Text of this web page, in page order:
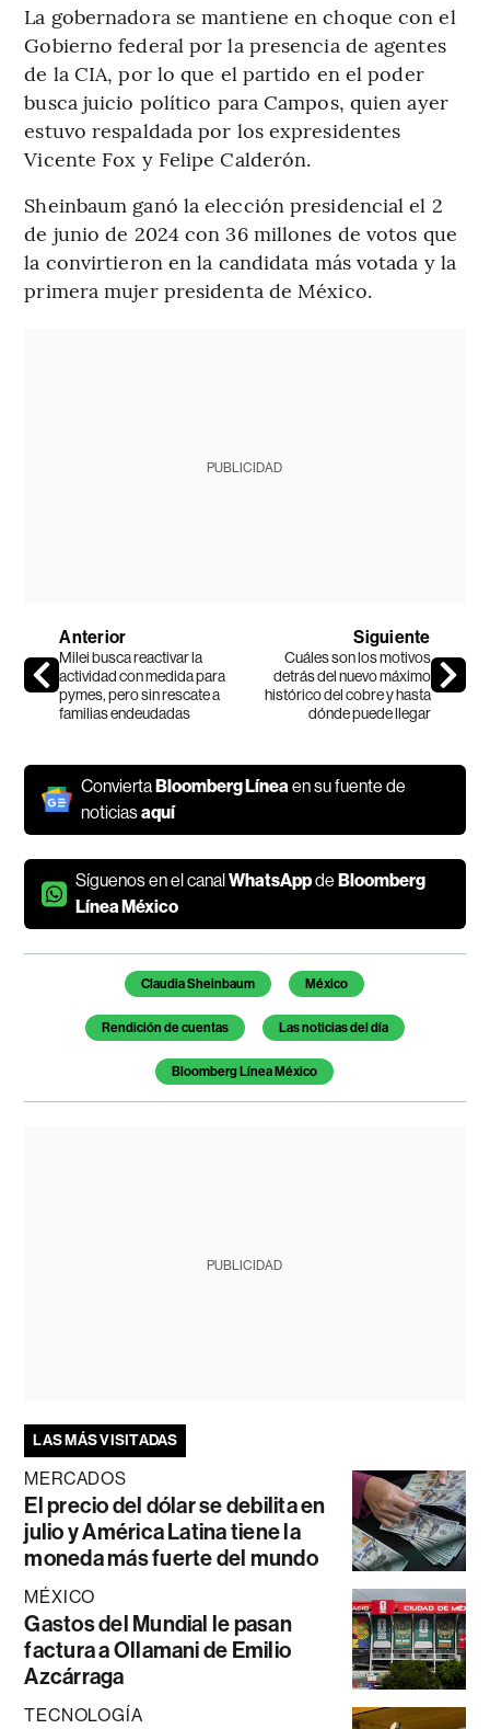
La gobernadora se mantiene en choque con el
Gobierno federal por la presencia de agentes
de la CIA, por lo que el partido en el poder
busca juicio político para Campos, quien ayer
estuvo respaldada por los expresidentes
Vicente Fox y Felipe Calderón.
Sheinbaum ganó la elección presidencial el 2
de junio de 2024 con 36 millones de votos que
la convirtieron en la candidata más votada y la
primera mujer presidenta de México.
PUBLICIDAD
Anterior
Milei busca reactivar la
actividad con medida para
pymes, pero sin rescate a
familias endeudadas
Siguiente
Cuáles son los motivos
detrás del nuevo máximo
histórico del cobre y hasta
dónde puede llegar
ConviertaBloomberg Líneaen su fuente de
noticiasaquí
Síguenos en el canalWhatsAppdeBloomberg
Línea México
Temas de este artículo
Claudia Sheinbaum México
Rendición de cuentas Las noticias del día
Bloomberg Línea México
PUBLICIDAD
LAS MÁS VISITADAS
MERCADOS
El precio del dólar se debilita en
julio y América Latina tiene la
moneda más fuerte del mundo
MÉXICO
Gastos del Mundial le pasan
factura a Ollamani de Emilio
Azcárraga
TECNOLOGÍA